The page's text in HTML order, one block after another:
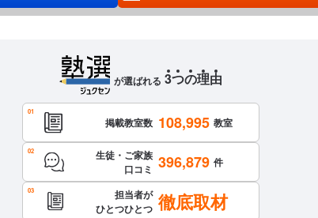
が選ばれる 3つの理由
掲載教室数 108,995 教室
生徒・ご家族
口コミ 396,879 件
担当者が
ひとつひとつ 徹底取材